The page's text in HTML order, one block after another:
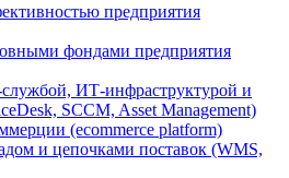
предприятия
фондами предприятия
ИТ-инфраструктурой и
SCCM, Asset Management)
(ecommerce platform)
и цепочками поставок (WMS,